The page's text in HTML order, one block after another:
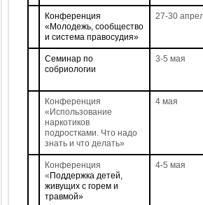
Конференция
«Молодежь, сообщество
и система правосудия»
27-30
Семинар по
собриологии
3-5 мая
Конференция
«Использование
наркотиков
подростками. Что надо
знать и что делать»
4 мая
Конференция
« Поддержка детей,
живущих с горем и
травмой»
4-5 мая